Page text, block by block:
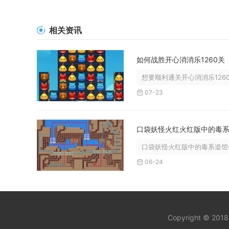
相关资讯
如何战胜开心消消乐1260关
想要顺利通关开心消消乐
07-23
口袋妖怪火红版中的毒系道
06-24
Copyright ©